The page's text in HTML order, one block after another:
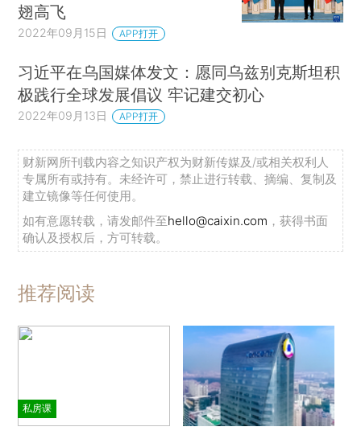
翅高飞
2022年09月15日 APP打开
习近平在乌国媒体发文：愿同乌兹别克斯坦积
极践行全球发展倡议 牢记建交初心
2022年09月13日 APP打开
财新网所刊载内容之知识产权为财新传媒及/或相关权利人
专属所有或持有。未经许可，禁止进行转载、摘编、复制及
建立镜像等任何使用。
如有意愿转载，请发邮件至hello@caixin.com ，获得书面
确认及授权后，方可转载。
推荐阅读
私房课